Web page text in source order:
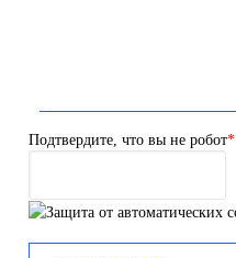
Подтвердите, что вы не робот*